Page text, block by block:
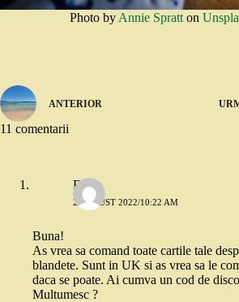
Photo by Annie Spratton
ANTERIOR
11 comentarii
Elena
2 AUGUST 2022/10:22 AM
Buna!
As vrea sa comand toate cartile tale
blandete. Sunt in UK si as vrea sa le
daca se poate. Ai cumva un cod de
Multumesc ?